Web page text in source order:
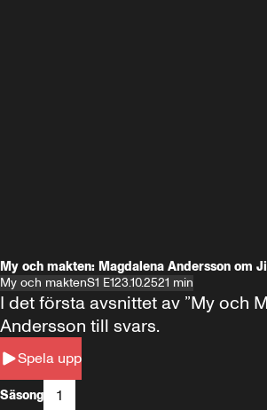
My och makten: Magdalena Andersson om
My och maktenS1 E123.10.2521 min
Spela upp
I det första avsnittet av ”My och
Andersson till svars.
Säsong 1